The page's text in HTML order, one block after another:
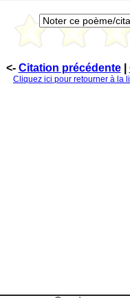
<- Citation précédente|
Cliquez ici pour retourner à la